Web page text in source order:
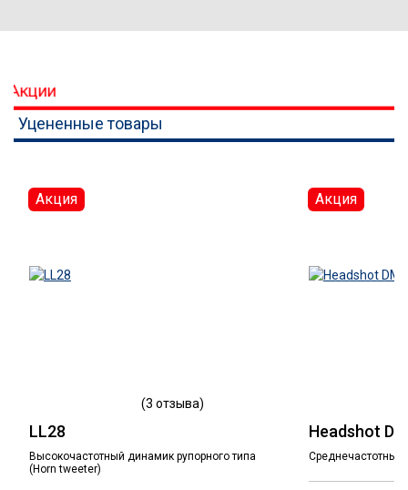
Акции
Уцененные товары
(3 отзыва)
LL28
Высокочастотный динамик рупорного типа
(Horn tweeter)
Акция
Headshot
Среднечастотный
Акция